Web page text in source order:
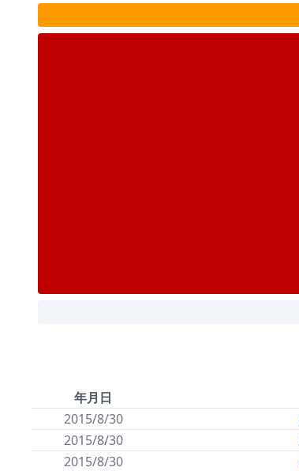
年月日
2015/8/30
2015/8/30
2015/8/30